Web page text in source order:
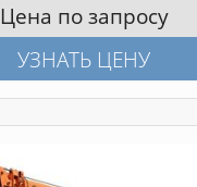
Цена по запросу
УЗНАТЬ ЦЕНУ